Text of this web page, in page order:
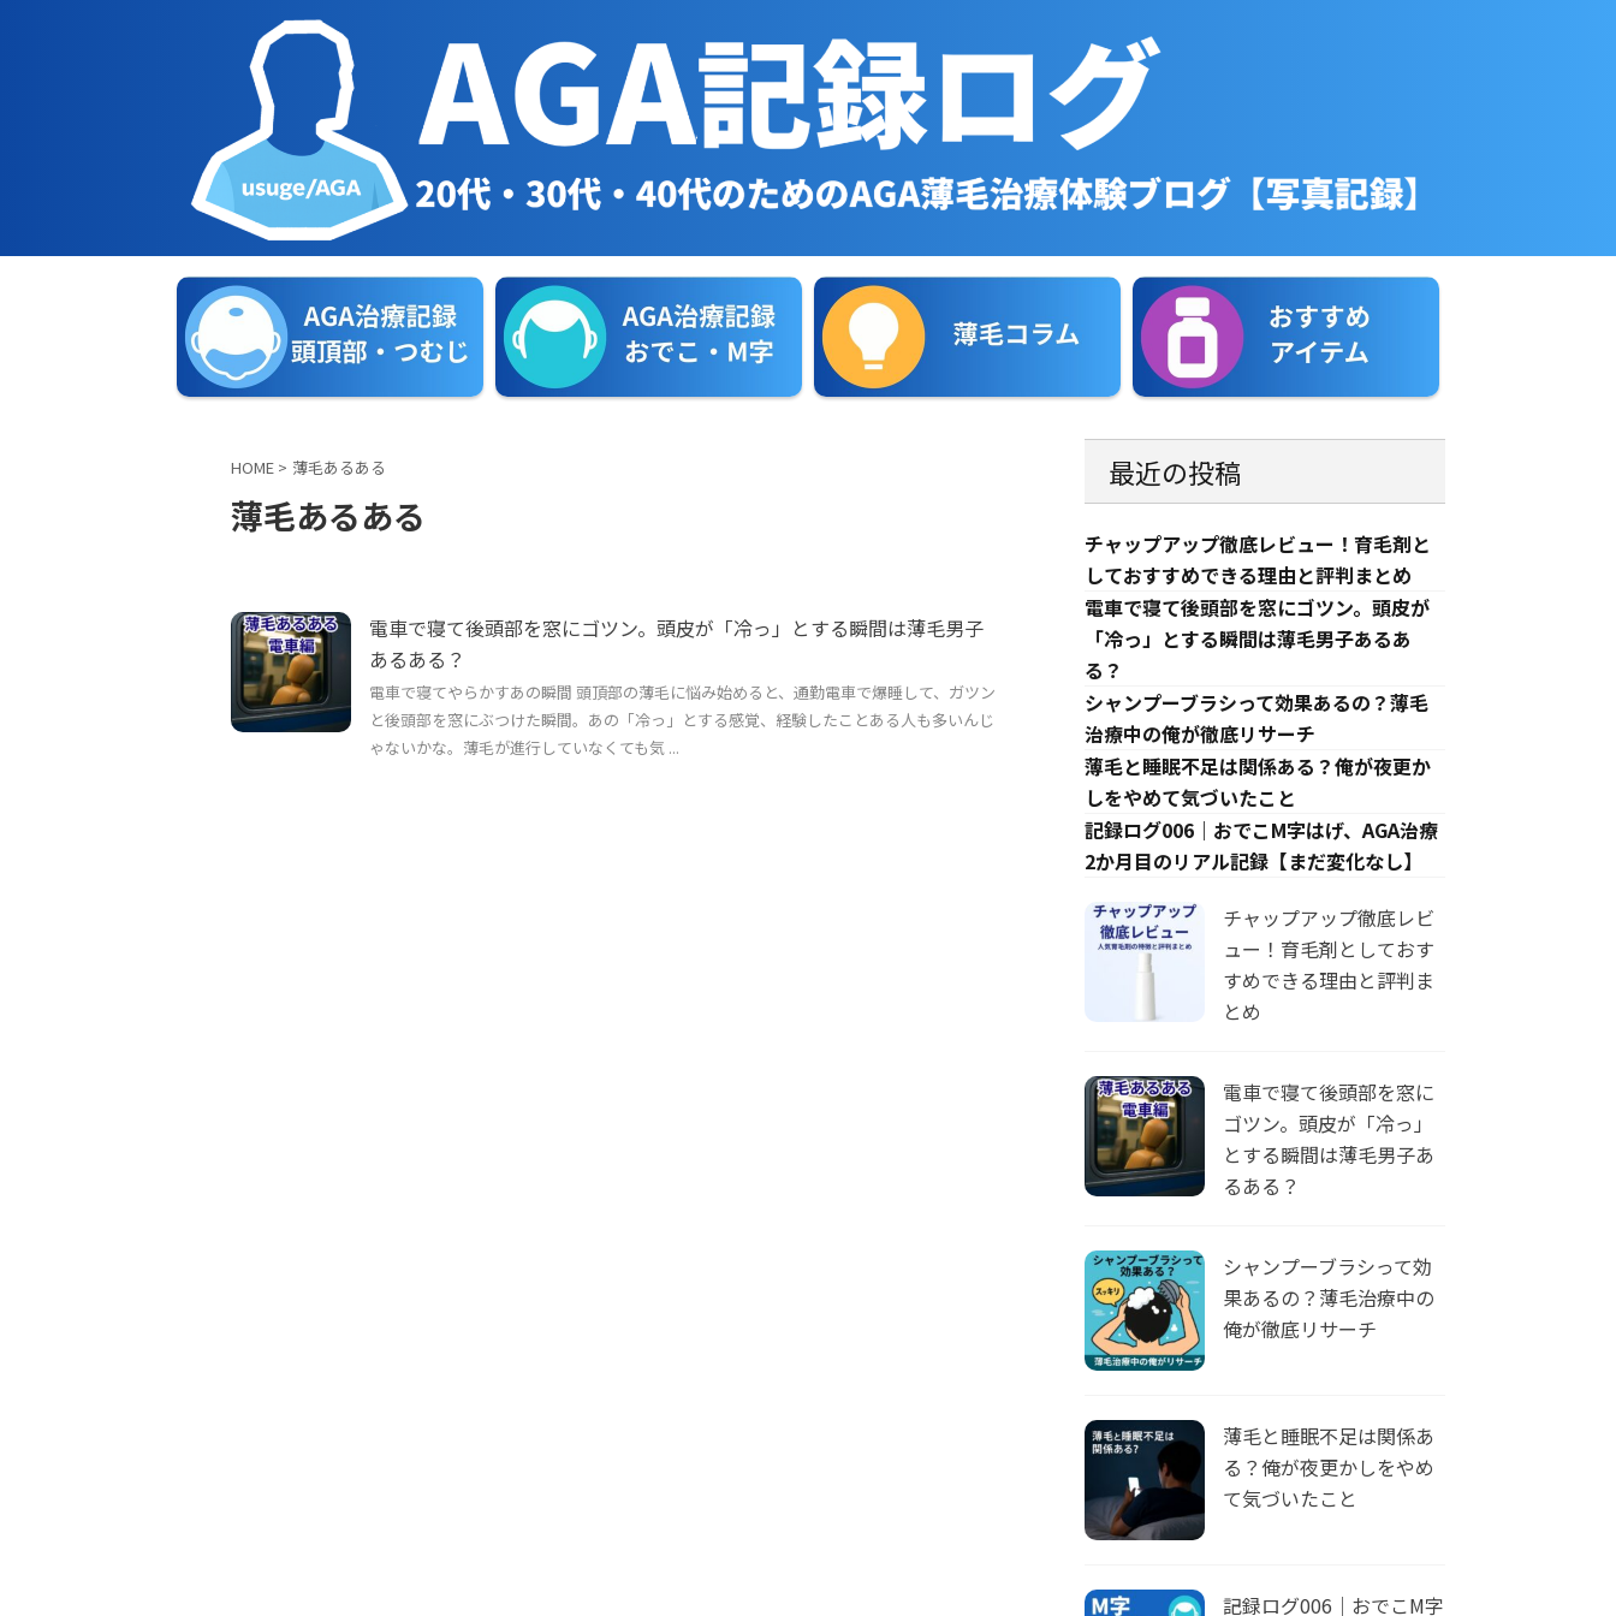
HOME > 薄毛あるある
薄毛あるある
電車で寝て後頭部を窓にゴツン。頭皮が「冷っ」とする瞬間は薄毛男子
あるある？
電車で寝てやらかすあの瞬間 頭頂部の薄毛に悩み始めると、通勤電車で爆睡して、ガツン
と後頭部を窓にぶつけた瞬間。あの「冷っ」とする感覚、経験したことある人も多いんじ
ゃないかな。薄毛が進行していなくても気 ...
最近の投稿
チャップアップ徹底レビュー！育毛剤と
しておすすめできる理由と評判まとめ
電車で寝て後頭部を窓にゴツン。頭皮が
「冷っ」とする瞬間は薄毛男子あるあ
る？
シャンプーブラシって効果あるの？薄毛
治療中の俺が徹底リサーチ
薄毛と睡眠不足は関係ある？俺が夜更か
しをやめて気づいたこと
記録ログ006｜おでこM字はげ、AGA治療
2か月目のリアル記録【まだ変化なし】
チャップアップ徹底レビ
ュー！育毛剤としておす
すめできる理由と評判ま
とめ
電車で寝て後頭部を窓に
ゴツン。頭皮が「冷っ」
とする瞬間は薄毛男子あ
るある？
シャンプーブラシって効
果あるの？薄毛治療中の
俺が徹底リサーチ
薄毛と睡眠不足は関係あ
る？俺が夜更かしをやめ
て気づいたこと
記録ログ006｜おでこM字